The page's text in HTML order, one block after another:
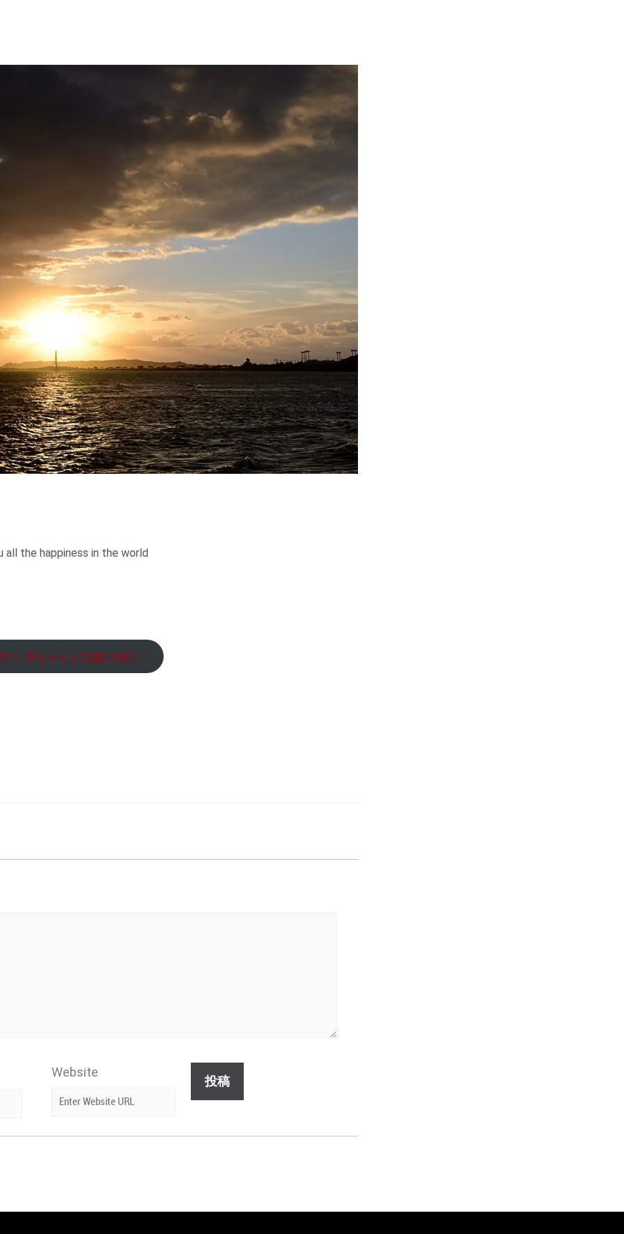
all the happiness in the world
ぐ 赤ちゃんと泡盛の物語／
Website